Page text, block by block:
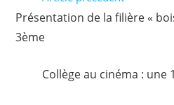
Présentation de la filière «
3ème
Collège au cinéma :